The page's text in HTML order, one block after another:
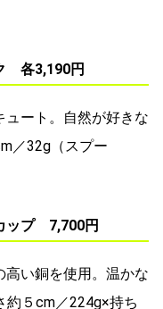
各3,190円
ート。自然が好きな
／32g（スプー
ップ 7,700円
い銅を使用。温かな
約５cm／224g×持ち